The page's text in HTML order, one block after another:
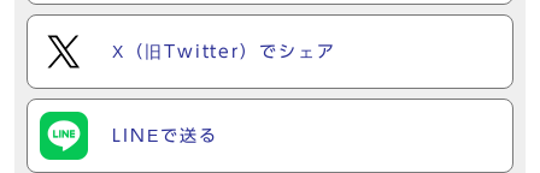
X（旧Twitter）でシェア
LINEで送る